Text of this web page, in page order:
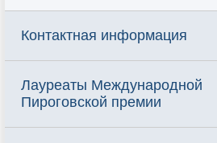
Контактная информация
Лауреаты Международной
Пироговской премии